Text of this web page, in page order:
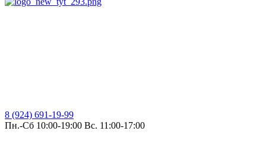
8 (924) 691-19-99
Пн.-Сб 10:00-19:00 Вс. 11:00-17:00